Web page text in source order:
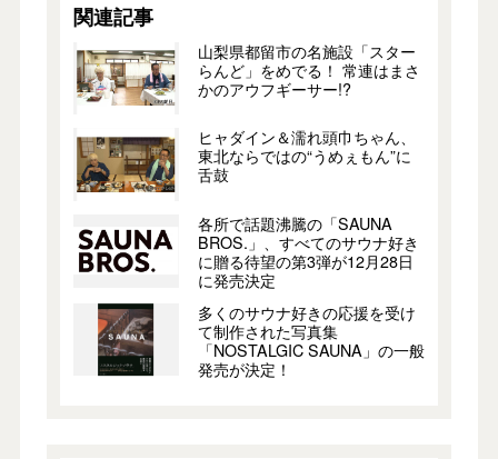
関連記事
山梨県都留市の名施設「スター
らんど」をめでる！ 常連はまさ
かのアウフギーサー!?
ヒャダイン＆濡れ頭巾ちゃん、
東北ならではの“うめぇもん”に
舌鼓
各所で話題沸騰の「SAUNA
BROS.」、すべてのサウナ好き
に贈る待望の第3弾が12月28日
に発売決定
多くのサウナ好きの応援を受け
て制作された写真集
「NOSTALGIC SAUNA」の一般
発売が決定！